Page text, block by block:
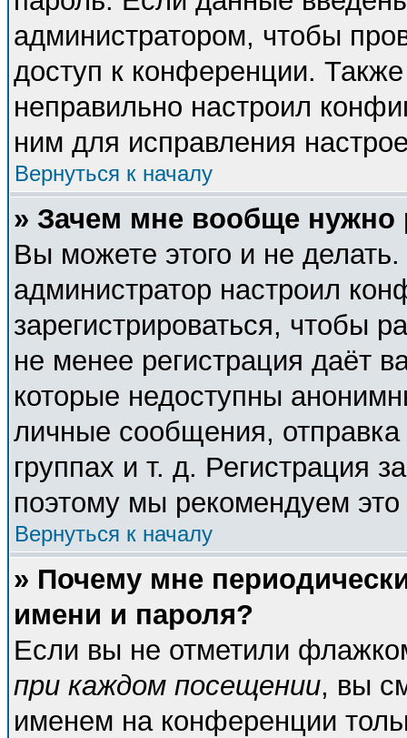
администратором, чтобы
доступ к конференции.
неправильно настроил
ним для исправления
Вернуться к началу
» Зачем мне вообще нужно
Вы можете этого и не делать.
администратор настроил
зарегистрироваться, чтобы
не менее регистрация даёт
которые недоступны
личные сообщения,
группах и т. д. Регистрация
поэтому мы рекомендуем это
Вернуться к началу
» Почему мне
имени и пароля?
Если вы не отметили
при каждом посещении, вы
именем на конференции